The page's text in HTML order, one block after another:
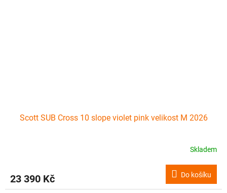
Scott SUB Cross 10 slope violet pink velikost M 2026
Skladem
23 390 Kč Do košíku